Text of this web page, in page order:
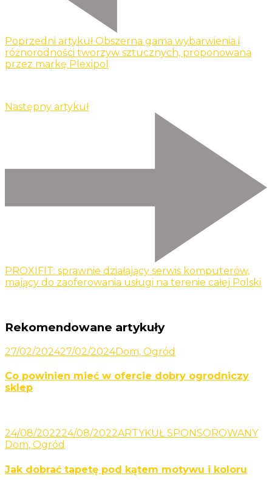
Poprzedni artykuł Obszerna gama wybarwienia i
różnorodności tworzyw sztucznych, proponowana
przez markę Plexipol
Następny artykuł
PROXIFIT: sprawnie działający serwis komputerów,
mający do zaoferowania usługi na terenie całej Polski
Rekomendowane artykuły
27/02/202427/02/2024Dom, Ogród
Co powinien mieć w ofercie dobry ogrodniczy
sklep
24/08/202224/08/2022ARTYKUŁ SPONSOROWANY
Dom, Ogród
Jak dobrać tapetę pod kątem motywu i koloru